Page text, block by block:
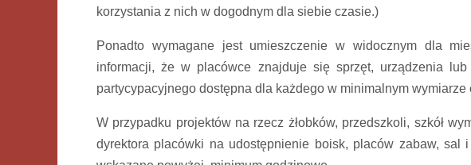
korzystania z nich w dogodnym dla siebie czasie.)
Ponadto wymagane jest umieszczenie w widocznym dla
informacji, że w placówce znajduje się sprzęt, urządzenia
partycypacyjnego dostępna dla każdego w minimalnym
W przypadku projektów na rzecz żłobków, przedszkoli, szkół
dyrektora placówki na udostępnienie boisk, placów zabaw,